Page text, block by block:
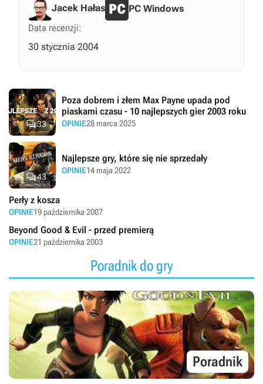
Jacek Hałas
PC Windows
Data recenzji:
30 stycznia 2004
33
Poza dobrem i złem Max Payne upada pod
piaskami czasu - 10 najlepszych gier 2003 roku
OPINIE28 marca 2025
43
Najlepsze gry, które się nie sprzedały
OPINIE14 maja 2022
Perły z kosza
OPINIE19 października 2007
Beyond Good & Evil - przed premierą
OPINIE21 października 2003
Poradnik do gry
Poradnik